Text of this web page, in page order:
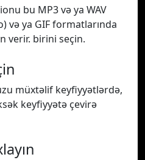
bu MP3 və ya WAV
və ya GIF formatlarında
verir. birini seçin.
müxtəlif keyfiyyətlərdə,
keyfiyyətə çevirə